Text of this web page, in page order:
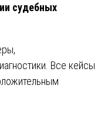
судебных
Все кейсы